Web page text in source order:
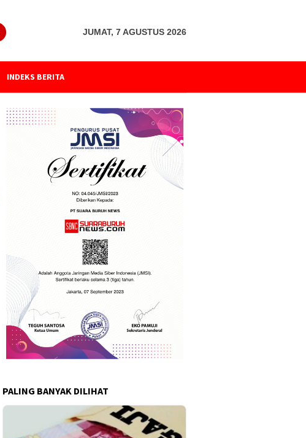
JUMAT, 7 AGUSTUS 2026
INDEKS BERITA
PALING BANYAK DILIHAT